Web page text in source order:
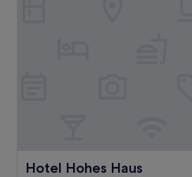
Hotel Hohes Haus
Hotel Hohes Haus